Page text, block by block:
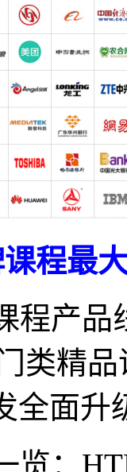
程最
程产
类精
全面升
览：